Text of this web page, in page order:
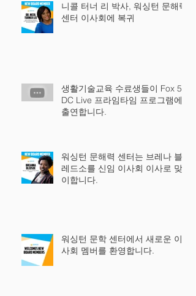
니콜 터너 리 박사, 워싱턴 문해력
센터 이사회에 복귀
생활기술교육 수료생들이 Fox 5
DC Live 프라임타임 프로그램에
출연합니다.
워싱턴 문해력 센터는 브레나 블
레드소를 신임 이사회 이사로 맞
이합니다.
워싱턴 문학 센터에서 새로운 이
사회 멤버를 환영합니다.